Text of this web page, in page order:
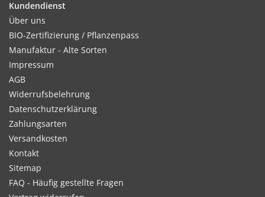
Kundendienst
Über uns
BIO-Zertifizierung / Pflanzenpass
Manufaktur - Alte Sorten
Impressum
AGB
Widerrufsbelehrung
Datenschutzerklärung
Zahlungsarten
Versandkosten
Kontakt
Sitemap
FAQ - Häufig gestellte Fragen